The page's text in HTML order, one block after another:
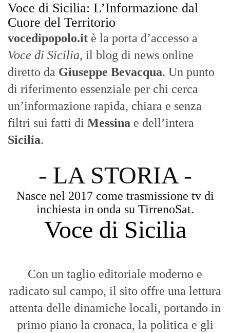
Voce di Sicilia: L’Informazione dal
Cuore del Territorio
vocedipopolo.it è la porta d’accesso a
Voce di Sicilia, il blog di news online
diretto da Giuseppe Bevacqua. Un punto
di riferimento essenziale per chi cerca
un’informazione rapida, chiara e senza
filtri sui fatti di Messina e dell’intera
Sicilia.
- LA STORIA -
Nasce nel 2017 come trasmissione tv di
inchiesta in onda su TirrenoSat.
Voce di Sicilia
Con un taglio editoriale moderno e
radicato sul campo, il sito offre una lettura
attenta delle dinamiche locali, portando in
primo piano la cronaca, la politica e gli